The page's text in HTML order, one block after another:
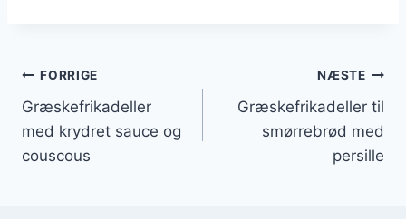
Indlægsnavigation
FORRIGE
Græskefrikadeller
med krydret sauce og
couscous
NÆSTE
Græskefrikadeller til
smørrebrød med
persille